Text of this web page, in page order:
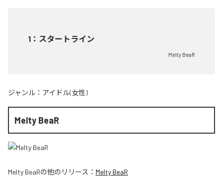
1 ： スタートライン
Melty BeaR
ジャンル： アイドル(女性)
Melty BeaR
Melty BeaRの他のリリース： Melty BeaR